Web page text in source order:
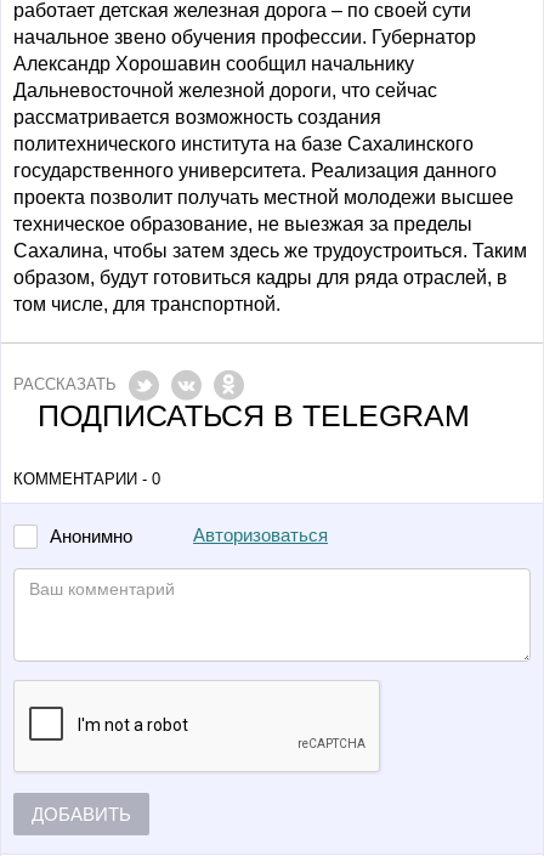
работает детская железная дорога – по своей сути
начальное звено обучения профессии. Губернатор
Александр Хорошавин сообщил начальнику
Дальневосточной железной дороги, что сейчас
рассматривается возможность создания
политехнического института на базе Сахалинского
государственного университета. Реализация данного
проекта позволит получать местной молодежи высшее
техническое образование, не выезжая за пределы
Сахалина, чтобы затем здесь же трудоустроиться. Таким
образом, будут готовиться кадры для ряда отраслей, в
том числе, для транспортной.
РАССКАЗАТЬ
ПОДПИСАТЬСЯ В TELEGRAM
КОММЕНТАРИИ - 0
Анонимно Авторизоваться
ДОБАВИТЬ